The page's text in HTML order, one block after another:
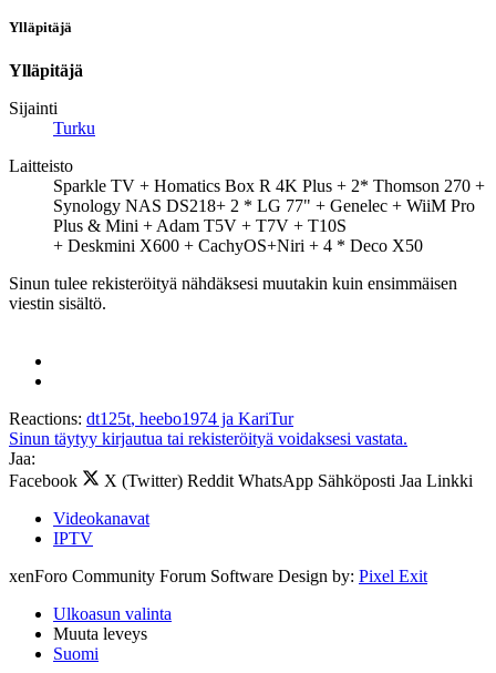
Ylläpitäjä
Ylläpitäjä
Sijainti
Turku
Laitteisto
Sparkle TV + Homatics Box R 4K Plus + 2* Thomson 270 +
Synology NAS DS218+ 2 * LG 77" + Genelec + WiiM Pro
Plus & Mini + Adam T5V + T7V + T10S
+ Deskmini X600 + CachyOS+Niri + 4 * Deco X50
Sinun tulee rekisteröityä nähdäksesi muutakin kuin ensimmäisen
viestin sisältö.
Reactions: dt125t, heebo1974 ja KariTur
Sinun täytyy kirjautua tai rekisteröityä voidaksesi vastata.
Jaa:
Facebook
X (Twitter) Reddit WhatsApp Sähköposti Jaa Linkki
Videokanavat
IPTV
xenForo Community Forum Software Design by: Pixel Exit
Ulkoasun valinta
Muuta leveys
Suomi